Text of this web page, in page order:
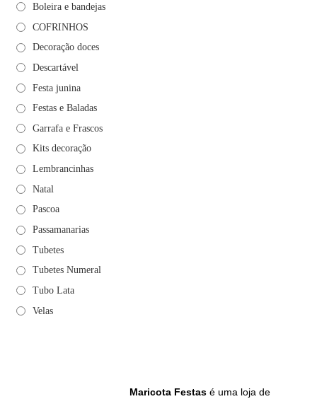
Boleira e bandejas
COFRINHOS
Decoração doces
Descartável
Festa junina
Festas e Baladas
Garrafa e Frascos
Kits decoração
Lembrancinhas
Natal
Pascoa
Passamanarias
Tubetes
Tubetes Numeral
Tubo Lata
Velas
Maricota Festas é uma loja de